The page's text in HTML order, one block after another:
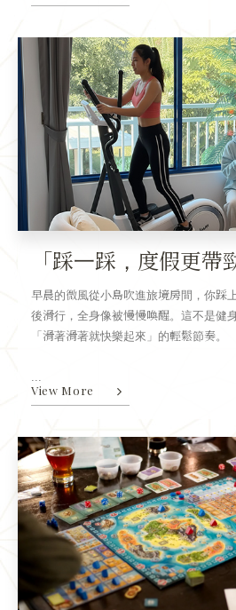
早晨的微風從小島吹進旅境房間，你踩
後滑行，全身像被慢慢喚醒。這不是健
「滑著滑著就快樂起來」的輕鬆節奏。
View More